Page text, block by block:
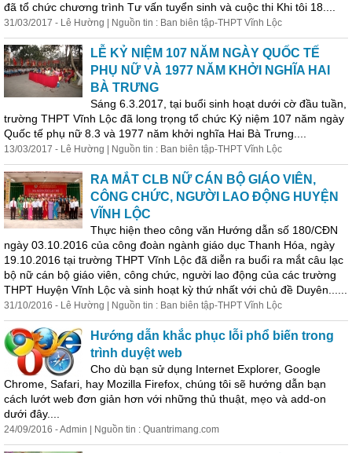
đã tổ chức chương trình Tư vấn tuyển sinh và cuộc thi Khi tôi 18....
31/03/2017 - Lê Hường | Nguồn tin : Ban biên tập-THPT Vĩnh Lộc
LỄ KỶ NIỆM 107 NĂM NGÀY QUỐC TẾ
PHỤ NỮ VÀ 1977 NĂM KHỞI NGHĨA HAI
BÀ TRƯNG
Sáng 6.3.2017, tại buổi sinh hoạt dưới cờ đầu tuần,
trường THPT Vĩnh Lộc đã long trọng tổ chức Kỷ niệm 107 năm ngày
Quốc tế phụ nữ 8.3 và 1977 năm khởi nghĩa Hai Bà Trưng....
13/03/2017 - Lê Hường | Nguồn tin : Ban biên tập-THPT Vĩnh Lộc
RA MẮT CLB NỮ CÁN BỘ GIÁO VIÊN,
CÔNG CHỨC, NGƯỜI LAO ĐỘNG HUYỆN
VĨNH LỘC
Thực hiện theo công văn Hướng dẫn số 180/CĐN
ngày 03.10.2016 của công đoàn ngành giáo dục Thanh Hóa, ngày
19.10.2016 tại trường THPT Vĩnh Lộc đã diễn ra buổi ra mắt câu lạc
bộ nữ cán bộ giáo viên, công chức, người lao động của các trường
THPT Huyện Vĩnh Lộc và sinh hoạt kỳ thứ nhất với chủ đề Duyên......
31/10/2016 - Lê Hường | Nguồn tin : Ban biên tập-THPT Vĩnh Lộc
Hướng dẫn khắc phục lỗi phổ biến trong
trình duyệt web
Cho dù bạn sử dụng Internet Explorer, Google
Chrome, Safari, hay Mozilla Firefox, chúng tôi sẽ hướng dẫn bạn
cách lướt web đơn giản hơn với những thủ thuật, mẹo và add-on
dưới đây....
24/09/2016 - Admin | Nguồn tin : Quantrimang.com